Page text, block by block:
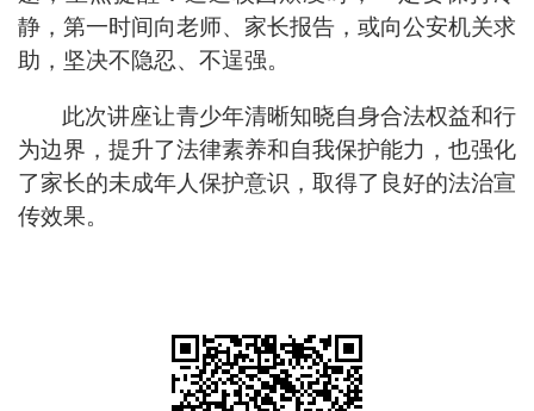
静，第一时间向老师、家长报告，或向公安机关求
助，坚决不隐忍、不逞强。
此次讲座让青少年清晰知晓自身合法权益和行
为边界，提升了法律素养和自我保护能力，也强化
了家长的未成年人保护意识，取得了 良好的法治宣
传效果。